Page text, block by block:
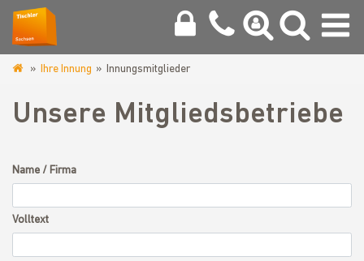
meissen.de
Ihre Innung Innungsmitglieder
Unsere Mitgliedsbetriebe
Name / Firma
Volltext